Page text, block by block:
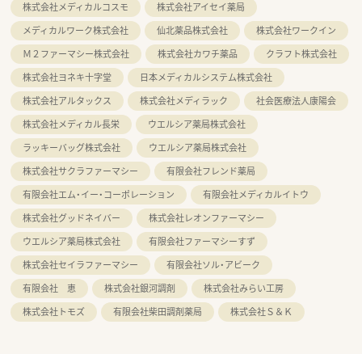
株式会社メディカルコスモ
株式会社アイセイ薬局
メディカルワーク株式会社
仙北薬品株式会社
株式会社ワークイン
Ｍ２ファーマシー株式会社
株式会社カワチ薬品
クラフト株式会社
株式会社ヨネキ十字堂
日本メディカルシステム株式会社
株式会社アルタックス
株式会社メディラック
社会医療法人康陽会
株式会社メディカル長栄
ウエルシア薬局株式会社
ラッキーバッグ株式会社
ウエルシア薬局株式会社
株式会社サクラファーマシー
有限会社フレンド薬局
有限会社エム・イー・コーポレーション
有限会社メディカルイトウ
株式会社グッドネイバー
株式会社レオンファーマシー
ウエルシア薬局株式会社
有限会社ファーマシーすず
株式会社セイラファーマシー
有限会社ソル・アビーク
有限会社 恵
株式会社銀河調剤
株式会社みらい工房
株式会社トモズ
有限会社柴田調剤薬局 株式会社Ｓ＆Ｋ